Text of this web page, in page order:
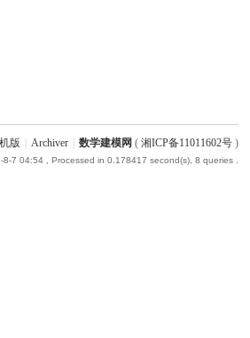
版 Archiver 数学建模网 ( 湘ICP备11011602号)
8-7 04:54, Processed in 0.178417 second(s), 8 queries .